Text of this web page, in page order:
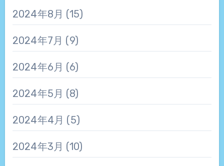
2024年8月 (15)
2024年7月 (9)
2024年6月 (6)
2024年5月 (8)
2024年4月 (5)
2024年3月 (10)